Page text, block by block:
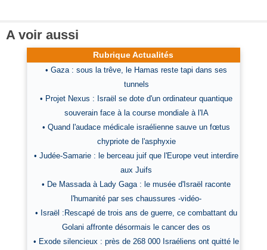
A voir aussi
Rubrique Actualités
• Gaza : sous la trêve, le Hamas reste tapi dans ses
tunnels
• Projet Nexus : Israël se dote d'un ordinateur quantique
souverain face à la course mondiale à l'IA
• Quand l'audace médicale israélienne sauve un fœtus
chypriote de l'asphyxie
• Judée-Samarie : le berceau juif que l'Europe veut interdire
aux Juifs
• De Massada à Lady Gaga : le musée d'Israël raconte
l'humanité par ses chaussures -vidéo-
• Israël :Rescapé de trois ans de guerre, ce combattant du
Golani affronte désormais le cancer des os
• Exode silencieux : près de 268 000 Israéliens ont quitté le